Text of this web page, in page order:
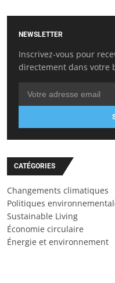
NEWSLETTER
Inscrivez-vous pour
directement dans votre
CATÉGORIES
Changements climatiques
Politiques
Sustainable Living
Économie circulaire
Énergie et environnement